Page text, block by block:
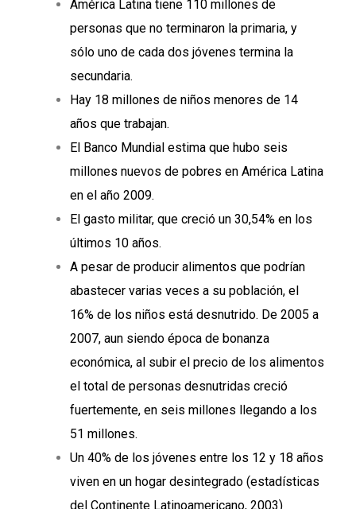
América Latina tiene 110 millones de
personas que no terminaron la primaria, y
sólo uno de cada dos jóvenes termina la
secundaria.
Hay 18 millones de niños menores de 14
años que trabajan.
El Banco Mundial estima que hubo seis
millones nuevos de pobres en América Latina
en el año 2009.
El gasto militar, que creció un 30,54% en los
últimos 10 años.
A pesar de producir alimentos que podrían
abastecer varias veces a su población, el
16% de los niños está desnutrido. De 2005 a
2007, aun siendo época de bonanza
económica, al subir el precio de los alimentos
el total de personas desnutridas creció
fuertemente, en seis millones llegando a los
51 millones.
Un 40% de los jóvenes entre los 12 y 18 años
viven en un hogar desintegrado (estadísticas
del Continente Latinoamericano, 2003)